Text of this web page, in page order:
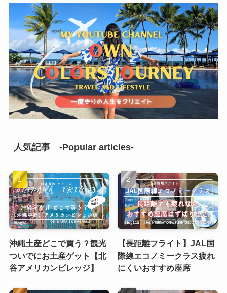
人気記事 -Popular articles-
沖縄土産どこで買う？観光
ついでにお土産ゲット【北
谷アメリカンビレッジ】
【長距離フライト】JAL国
際線エコノミークラス疲れ
にくいおすすめ座席